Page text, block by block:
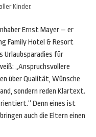
Kinder.
Ernst Mayer – er
Family Hotel & Resort
Urlaubsparadies für
„Anspruchsvollere
über Qualität, Wünsche
sondern reden Klartext.
Denn eines ist
auch die Eltern einen